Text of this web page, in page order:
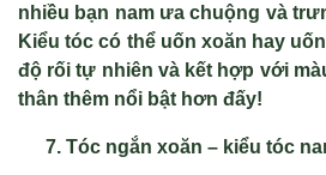
nhiều bạn nam ưa chuộng và
Kiểu tóc có thể uốn xoăn hay
độ rối tự nhiên và kết hợp với
thân thêm nổi bật hơn đấy!
Tóc ngắn xoăn – kiểu tóc